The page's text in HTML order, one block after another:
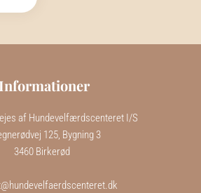
Informationer
af Hundevelfærdscenteret I/S
125, Bygning 3
3460 Birkerød